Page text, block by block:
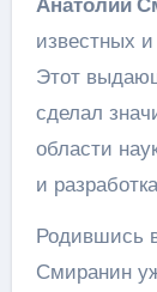
известных
Этот
сделал
области
и
Родившись
Смиранин